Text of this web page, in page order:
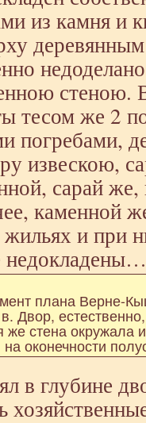
из камня и
стеною.
тесом же 2
погребами,
извескою,
сарай
каменной
и при
плана Верне-
Двор,
же стена окружала
на оконечности
в глубине